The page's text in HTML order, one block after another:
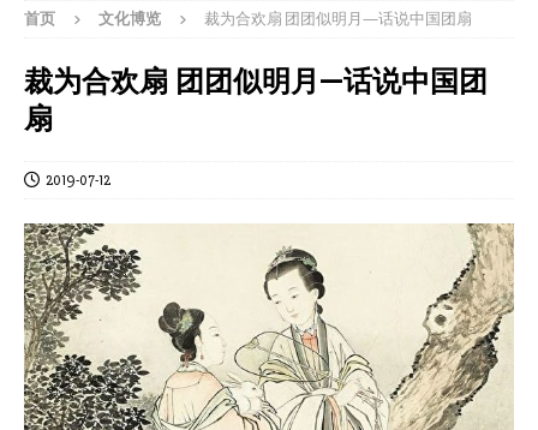
首页 文化博览 裁为合欢扇 团团似明月—话说中国团扇
裁为合欢扇 团团似明月—话说中国团
扇
2019-07-12